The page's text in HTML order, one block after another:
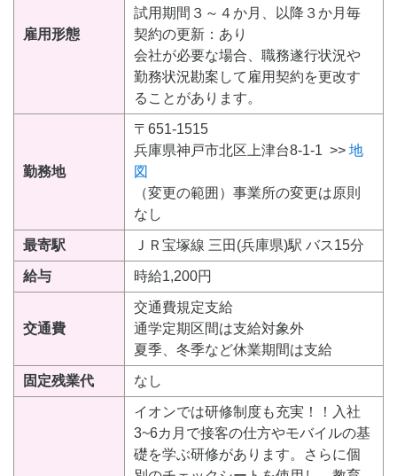
雇用形態
試用期間３～４か月、以降３か月毎
契約の更新：あり
会社が必要な場合、職務遂行状況や
勤務状況勘案して雇用契約を更改す
ることがあります。
勤務地
〒651-1515
兵庫県神戸市北区上津台8-1-1 >> 地
図
（変更の範囲）事業所の変更は原則
なし
最寄駅 ＪＲ宝塚線 三田(兵庫県)駅 バス15分
給与 時給1,200円
交通費
交通費規定支給
通学定期区間は支給対象外
夏季、冬季など休業期間は支給
固定残業代 なし
イオンでは研修制度も充実！！入社
3~6カ月で接客の仕方やモバイルの基
礎を学ぶ研修があります。さらに個